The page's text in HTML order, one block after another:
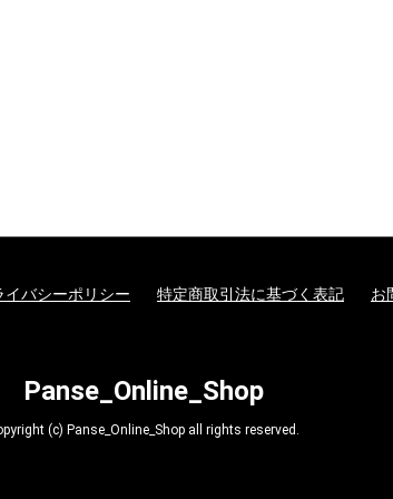
イバシーポリシー 特定商取引法に基づく表記 お
Panse_Online_Shop
(c) Panse_Online_Shop all rights reserved.